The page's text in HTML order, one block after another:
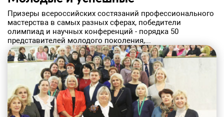
Призеры всероссийских состязаний профессионального
мастерства в самых разных сферах, победители
олимпиад и научных конференций - порядка 50
представителей молодого поколения,...